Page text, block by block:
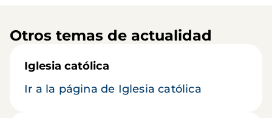
Otros temas de actualidad
Iglesia católica
Ir a la página de Iglesia católica